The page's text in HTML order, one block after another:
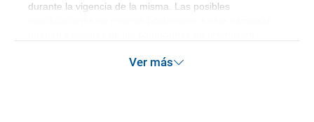
durante la vigencia de la misma. Las posibles
Ver más